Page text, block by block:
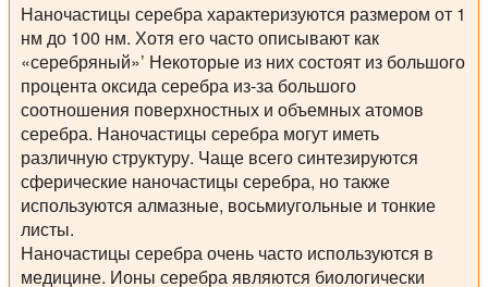
Наночастицы серебра характеризуются размером от 1
нм до 100 нм. Хотя его часто описывают как
«серебряный»’ Некоторые из них состоят из большого
процента оксида серебра из-за большого
соотношения поверхностных и объемных атомов
серебра. Наночастицы серебра могут иметь
различную структуру. Чаще всего синтезируются
сферические наночастицы серебра, но также
используются алмазные, восьмиугольные и тонкие
листы.
Наночастицы серебра очень часто используются в
медицине. Ионы серебра являются биологически